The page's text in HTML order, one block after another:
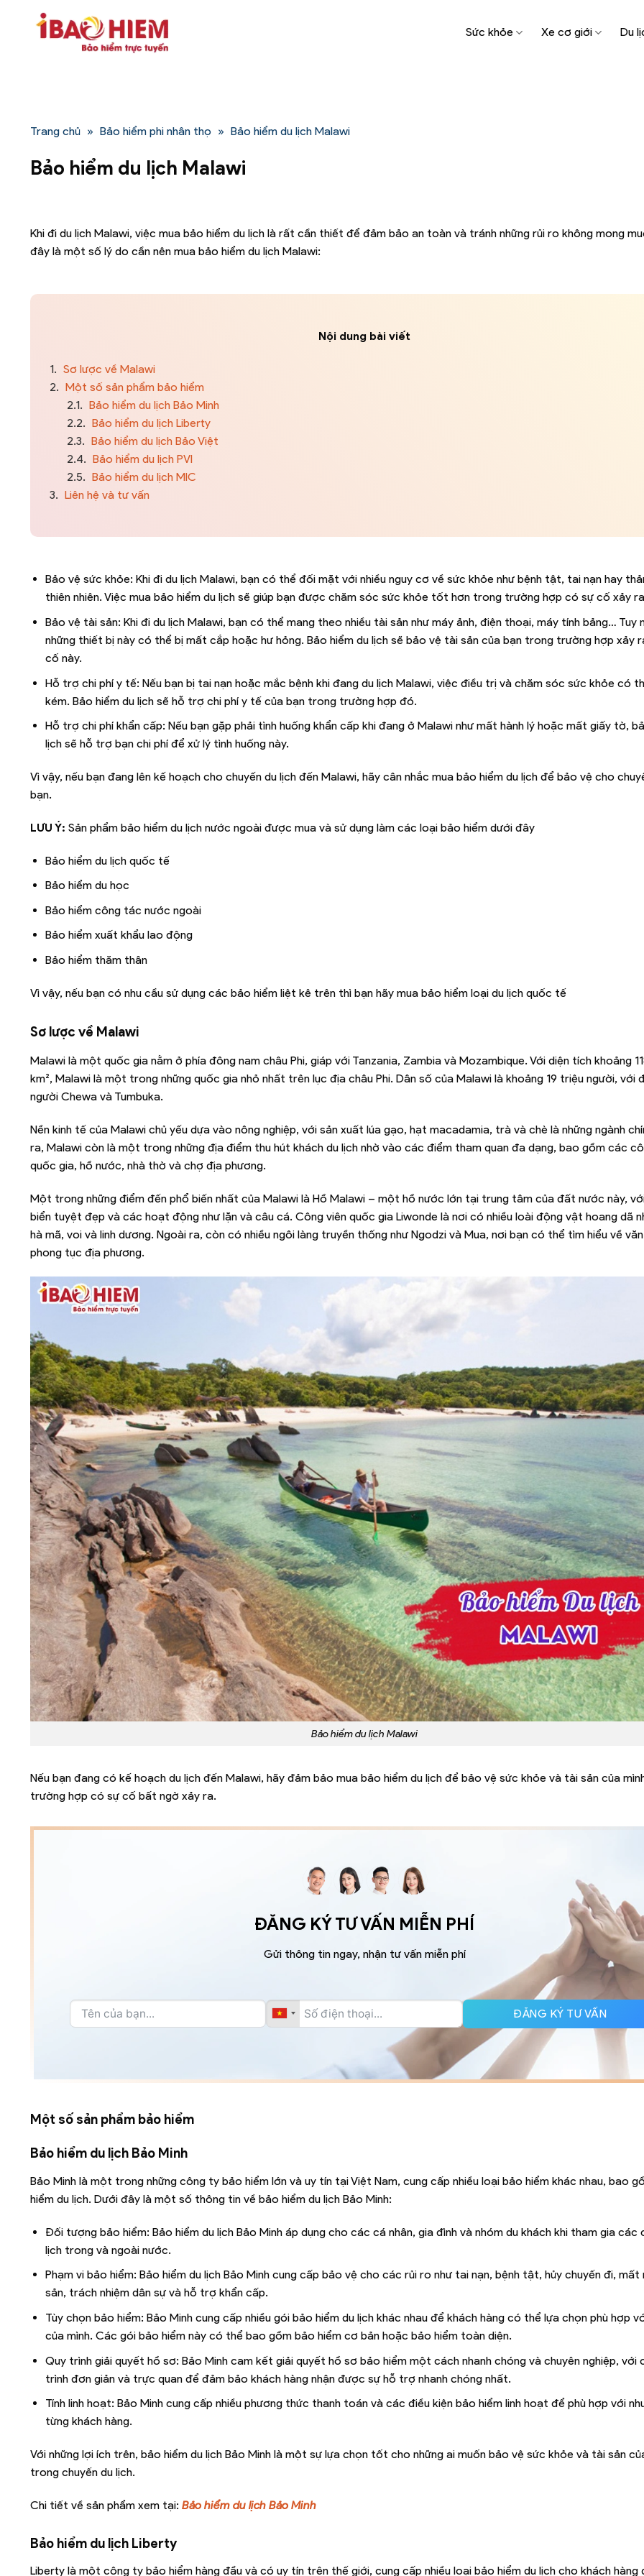
Sức khỏe Xe cơ giới Du
Trang chủ » Bảo hiểm phi nhân thọ » Bảo hiểm du lịch Malawi
Bảo hiểm du lịch Malawi
Khi đi du lịch Malawi, việc mua bảo hiểm du lịch là rất cần thiết để đảm bảo an toàn và tránh những rủi ro không mong
đây là một số lý do cần nên mua bảo hiểm du lịch Malawi:
Nội dung bài viết
1. Sơ lược về Malawi
2. Một số sản phẩm bảo hiểm
2.1. Bảo hiểm du lịch Bảo Minh
2.2. Bảo hiểm du lịch Liberty
2.3. Bảo hiểm du lịch Bảo Việt
2.4. Bảo hiểm du lịch PVI
2.5. Bảo hiểm du lịch MIC
3. Liên hệ và tư vấn
Bảo vệ sức khỏe: Khi đi du lịch Malawi, bạn có thể đối mặt với nhiều nguy cơ về sức khỏe như bệnh tật, tai nạn hay
thiên nhiên. Việc mua bảo hiểm du lịch sẽ giúp bạn được chăm sóc sức khỏe tốt hơn trong trường hợp có sự cố xảy
Bảo vệ tài sản: Khi đi du lịch Malawi, bạn có thể mang theo nhiều tài sản như máy ảnh, điện thoại, máy tính bảng… Tuy
những thiết bị này có thể bị mất cắp hoặc hư hỏng. Bảo hiểm du lịch sẽ bảo vệ tài sản của bạn trong trường hợp xảy
cố này.
Hỗ trợ chi phí y tế: Nếu bạn bị tai nạn hoặc mắc bệnh khi đang du lịch Malawi, việc điều trị và chăm sóc sức khỏe có
kém. Bảo hiểm du lịch sẽ hỗ trợ chi phí y tế của bạn trong trường hợp đó.
Hỗ trợ chi phí khẩn cấp: Nếu bạn gặp phải tình huống khẩn cấp khi đang ở Malawi như mất hành lý hoặc mất giấy tờ,
lịch sẽ hỗ trợ bạn chi phí để xử lý tình huống này.
Vì vậy, nếu bạn đang lên kế hoạch cho chuyến du lịch đến Malawi, hãy cân nhắc mua bảo hiểm du lịch để bảo vệ cho
bạn.
LƯU Ý: Sản phẩm bảo hiểm du lịch nước ngoài được mua và sử dụng làm các loại bảo hiểm dưới đây
Bảo hiểm du lịch quốc tế
Bảo hiểm du học
Bảo hiểm công tác nước ngoài
Bảo hiểm xuất khẩu lao động
Bảo hiểm thăm thân
Vì vậy, nếu bạn có nhu cầu sử dụng các bảo hiểm liệt kê trên thì bạn hãy mua bảo hiểm loại du lịch quốc tế
Sơ lược về Malawi
Malawi là một quốc gia nằm ở phía đông nam châu Phi, giáp với Tanzania, Zambia và Mozambique. Với diện tích khoảng
km², Malawi là một trong những quốc gia nhỏ nhất trên lục địa châu Phi. Dân số của Malawi là khoảng 19 triệu người, với
người Chewa và Tumbuka.
Nền kinh tế của Malawi chủ yếu dựa vào nông nghiệp, với sản xuất lúa gạo, hạt macadamia, trà và chè là những ngành
ra, Malawi còn là một trong những địa điểm thu hút khách du lịch nhờ vào các điểm tham quan đa dạng, bao gồm các
quốc gia, hồ nước, nhà thờ và chợ địa phương.
Một trong những điểm đến phổ biến nhất của Malawi là Hồ Malawi – một hồ nước lớn tại trung tâm của đất nước này,
biển tuyệt đẹp và các hoạt động như lặn và câu cá. Công viên quốc gia Liwonde là nơi có nhiều loài động vật hoang dã
hà mã, voi và linh dương. Ngoài ra, còn có nhiều ngôi làng truyền thống như Ngodzi và Mua, nơi bạn có thể tìm hiểu về
phong tục địa phương.
Bảo hiểm du lịch Malawi
Nếu bạn đang có kế hoạch du lịch đến Malawi, hãy đảm bảo mua bảo hiểm du lịch để bảo vệ sức khỏe và tài sản của
trường hợp có sự cố bất ngờ xảy ra.
ĐĂNG KÝ TƯ VẤN MIỄN PHÍ
Gửi thông tin ngay, nhận tư vấn miễn phí
ĐĂNG KÝ TƯ VẤN
Một số sản phẩm bảo hiểm
Bảo hiểm du lịch Bảo Minh
Bảo Minh là một trong những công ty bảo hiểm lớn và uy tín tại Việt Nam, cung cấp nhiều loại bảo hiểm khác nhau, bao
hiểm du lịch. Dưới đây là một số thông tin về bảo hiểm du lịch Bảo Minh:
Đối tượng bảo hiểm: Bảo hiểm du lịch Bảo Minh áp dụng cho các cá nhân, gia đình và nhóm du khách khi tham gia các
lịch trong và ngoài nước.
Phạm vi bảo hiểm: Bảo hiểm du lịch Bảo Minh cung cấp bảo vệ cho các rủi ro như tai nạn, bệnh tật, hủy chuyến đi,
sản, trách nhiệm dân sự và hỗ trợ khẩn cấp.
Tùy chọn bảo hiểm: Bảo Minh cung cấp nhiều gói bảo hiểm du lịch khác nhau để khách hàng có thể lựa chọn phù hợp
của mình. Các gói bảo hiểm này có thể bao gồm bảo hiểm cơ bản hoặc bảo hiểm toàn diện.
Quy trình giải quyết hồ sơ: Bảo Minh cam kết giải quyết hồ sơ bảo hiểm một cách nhanh chóng và chuyên nghiệp, với
trình đơn giản và trực quan để đảm bảo khách hàng nhận được sự hỗ trợ nhanh chóng nhất.
Tính linh hoạt: Bảo Minh cung cấp nhiều phương thức thanh toán và các điều kiện bảo hiểm linh hoạt để phù hợp với
từng khách hàng.
Với những lợi ích trên, bảo hiểm du lịch Bảo Minh là một sự lựa chọn tốt cho những ai muốn bảo vệ sức khỏe và tài sản
trong chuyến du lịch.
Chi tiết về sản phẩm xem tại: Bảo hiểm du lịch Bảo Minh
Bảo hiểm du lịch Liberty
Liberty là một công ty bảo hiểm hàng đầu và có uy tín trên thế giới, cung cấp nhiều loại bảo hiểm du lịch cho khách hàng